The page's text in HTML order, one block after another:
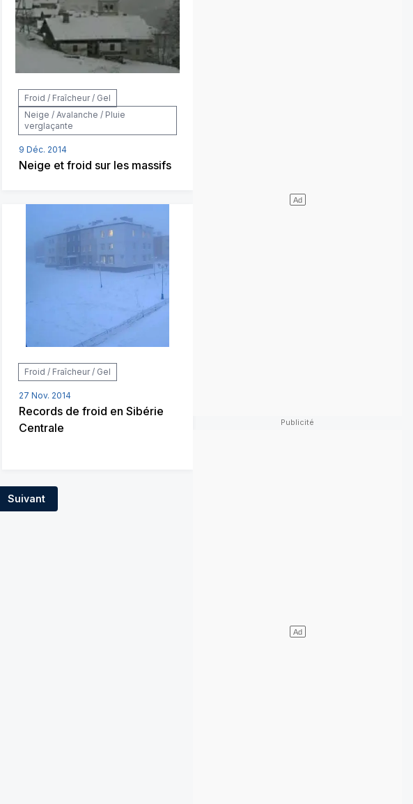
Froid / Fraîcheur / Gel
Neige / Avalanche / Pluie
verglaçante
9 Déc. 2014
Neige et froid sur les massifs
Froid / Fraîcheur / Gel
27 Nov. 2014
Records de froid en Sibérie
Centrale
Suivant